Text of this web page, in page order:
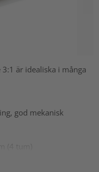
är idealiska i många
god mekanisk